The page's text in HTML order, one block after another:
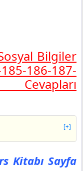
Sosyal Bilgiler
186-187-
[+]
183 Cevapları
Kitabı Sayfa